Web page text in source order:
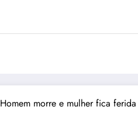
Homem morre e mulher fica